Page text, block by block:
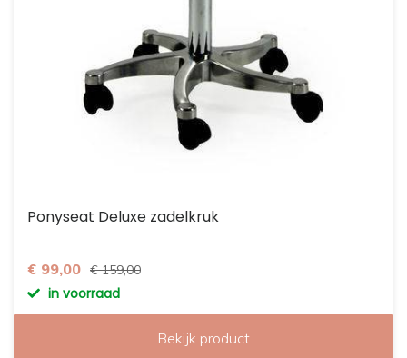
Ponyseat Deluxe zadelkruk
€ 99,00 € 159,00
in voorraad
Bekijk product